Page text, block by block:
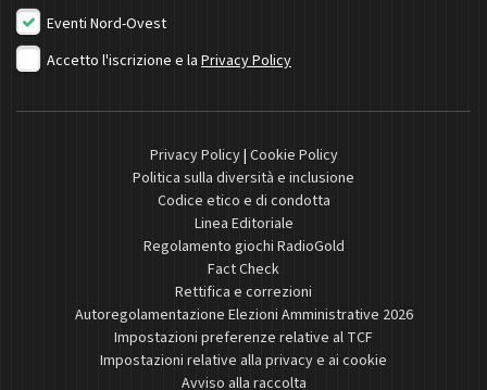
Eventi Nord-Ovest
Accetto l'iscrizione e la Privacy Policy
Privacy Policy| Cookie Policy
Politica sulla diversità e inclusione
Codice etico e di condotta
Linea Editoriale
Regolamento giochi RadioGold
Fact Check
Rettifica e correzioni
Autoregolamentazione Elezioni Amministrative 2026
Impostazioni preferenze relative al TCF
Impostazioni relative alla privacy e ai cookie
Avviso alla raccolta